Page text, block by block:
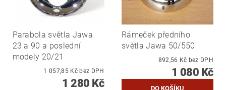
Parabola světla Jawa
23 a 90 a poslední
modely 20/21
1 057,85 Kč bez DPH
1 280 Kč
Rámeček předního
světla Jawa 50/550
892,56 Kč bez DPH
1 080 Kč